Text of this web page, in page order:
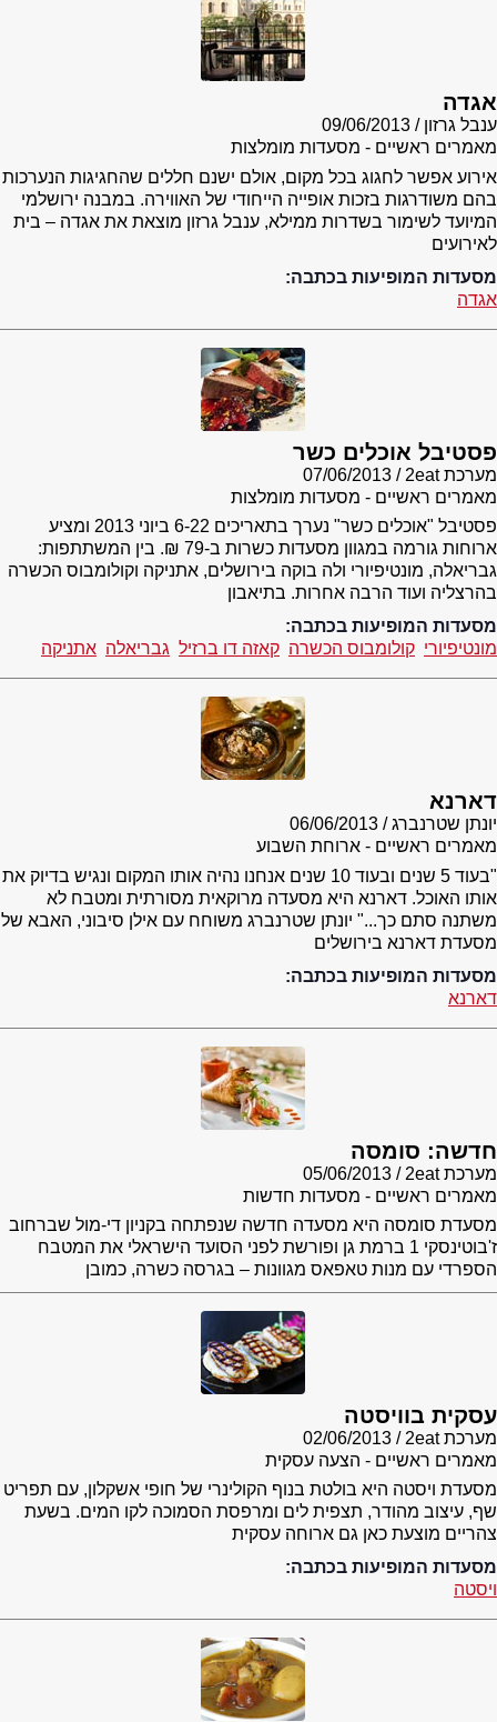
אגדה
ענבל גרזון
09/06/2013
מאמרים ראשיים - מסעדות מומלצות
אירוע אפשר לחגוג בכל מקום, אולם ישנם חללים שהחגיגות הנערכות
בהם משודרגות בזכות אופייה הייחודי של האווירה. במבנה ירושלמי
המיועד לשימור בשדרות ממילא, ענבל גרזון מוצאת את אגדה – בית
לאירועים
מסעדות המופיעות בכתבה:
אגדה
פסטיבל אוכלים כשר
מערכת 2eat
07/06/2013
מאמרים ראשיים - מסעדות מומלצות
פסטיבל "אוכלים כשר" נערך בתאריכים 6-22 ביוני 2013 ומציע
ארוחות גורמה במגוון מסעדות כשרות ב-79 ₪. בין המשתתפות:
גבריאלה, מונטיפיורי ולה בוקה בירושלים, אתניקה וקולומבוס הכשרה
בהרצליה ועוד הרבה אחרות. בתיאבון
מסעדות המופיעות בכתבה:
מונטיפיורי קולומבוס הכשרה קאזה דו ברזיל גבריאלה אתניקה
דארנא
יונתן שטרנברג
06/06/2013
מאמרים ראשיים - ארוחת השבוע
"בעוד 5 שנים ובעוד 10 שנים אנחנו נהיה אותו המקום ונגיש בדיוק את
אותו האוכל. דארנא היא מסעדה מרוקאית מסורתית ומטבח לא
משתנה סתם כך..." יונתן שטרנברג משוחח עם אילן סיבוני, האבא של
מסעדת דארנא בירושלים
מסעדות המופיעות בכתבה:
דארנא
חדשה: סומסה
מערכת 2eat
05/06/2013
מאמרים ראשיים - מסעדות חדשות
מסעדת סומסה היא מסעדה חדשה שנפתחה בקניון די-מול שברחוב
ז'בוטינסקי 1 ברמת גן ופורשת לפני הסועד הישראלי את המטבח
הספרדי עם מנות טאפאס מגוונות – בגרסה כשרה, כמובן
עסקית בוויסטה
מערכת 2eat
02/06/2013
מאמרים ראשיים - הצעה עסקית
מסעדת ויסטה היא בולטת בנוף הקולינרי של חופי אשקלון, עם תפריט
שף, עיצוב מהודר, תצפית לים ומרפסת הסמוכה לקו המים. בשעת
צהריים מוצעת כאן גם ארוחה עסקית
מסעדות המופיעות בכתבה:
ויסטה